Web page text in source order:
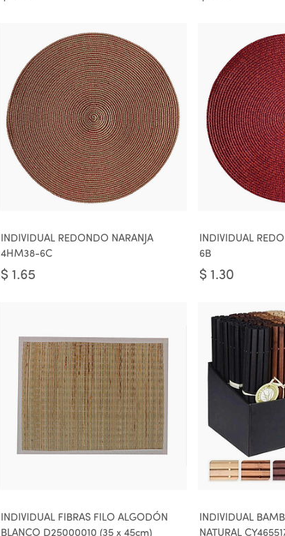
INDIVIDUAL REDONDO NARANJA
4HM38-6C
$ 1.65
INDIVIDUAL
6B
$ 1.30
INDIVIDUAL FIBRAS FILO ALGODÓN
BLANCO D25000010 (35 x 45cm)
INDIVIDUAL
NATURAL